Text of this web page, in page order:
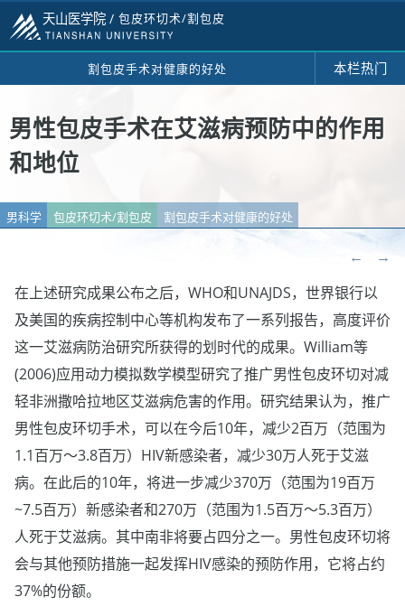
天山医学院 / 包皮环切术/割包皮
割包皮手术对健康的好处 本栏热门
男性包皮手术在艾滋病预防中的作用
和地位
男科学 包皮环切术/割包皮 割包皮手术对健康的好处
←
→
在上述研究成果公布之后，WHO和UNAJDS，世界银行以
及美国的疾病控制中心等机构发布了一系列报告，高度评价
这一艾滋病防治研究所获得的划时代的成果。William等
(2006)应用动力模拟数学模型研究了推广男性包皮环切对减
轻非洲撒哈拉地区艾滋病危害的作用。研究结果认为，推广
男性包皮环切手术，可以在今后10年，减少2百万（范围为
1.1百万～3.8百万）HIV新感染者，减少30万人死于艾滋
病。在此后的10年，将进一步减少370万（范围为19百万
~7.5百万）新感染者和270万（范围为1.5百万～5.3百万）
人死于艾滋病。其中南非将要占四分之一。男性包皮环切将
会与其他预防措施一起发挥HIV感染的预防作用，它将占约
37%的份额。